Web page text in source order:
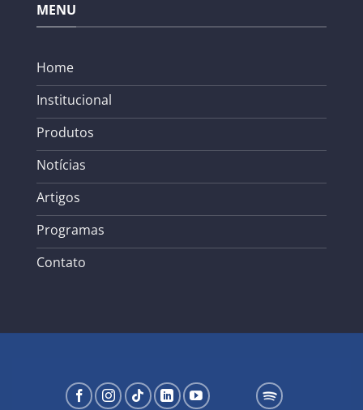
MENU
Home
Institucional
Produtos
Notícias
Artigos
Programas
Contato